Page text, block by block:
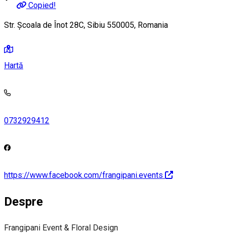
Copied!
Str. Școala de Înot 28C, Sibiu 550005, Romania
Hartă
0732929412
https://www.facebook.com/frangipani.events
Despre
Frangipani Event & Floral Design